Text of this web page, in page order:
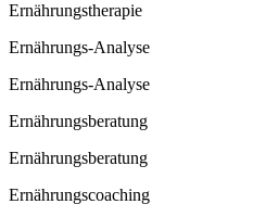
Ernährungstherapie
Ernährungs-Analyse
Ernährungs-Analyse
Ernährungsberatung
Ernährungsberatung
Ernährungscoaching